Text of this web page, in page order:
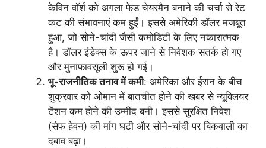
केविन वॉर्श को अगला फेड चेयरमैन बनाने की चर्चा से रेट
कट की संभावनाएं कम हुईं। इससे अमेरिकी डॉलर मजबूत
हुआ, जो सोने-चांदी जैसी कमोडिटी के लिए नकारात्मक
है। डॉलर इंडेक्स के ऊपर जाने से निवेशक सतर्क हो गए
और मुनाफावसूली शुरू हो गई।
भू-राजनीतिक तनाव में कमी: अमेरिका और ईरान के बीच
शुक्रवार को ओमान में बातचीत होने की खबर से न्यूक्लियर
टेंशन कम होने की उम्मीद बनी। इससे सुरक्षित निवेश
(सेफ हेवन) की मांग घटी और सोने-चांदी पर बिकवाली का
दबाव बढ़ा।